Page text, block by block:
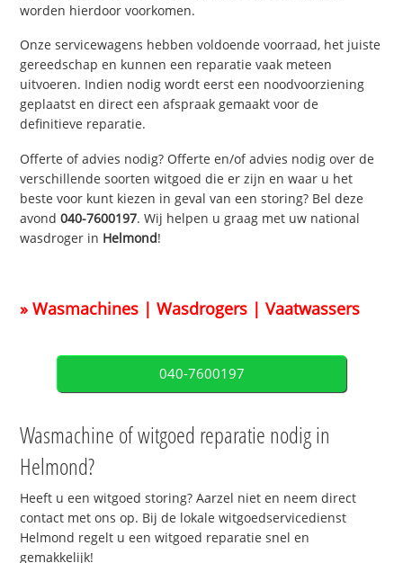
worden hierdoor voorkomen.
Onze servicewagens hebben voldoende voorraad, het juiste
gereedschap en kunnen een reparatie vaak meteen
uitvoeren. Indien nodig wordt eerst een noodvoorziening
geplaatst en direct een afspraak gemaakt voor de
definitieve reparatie.
Offerte of advies nodig? Offerte en/of advies nodig over de
verschillende soorten witgoed die er zijn en waar u het
beste voor kunt kiezen in geval van een storing? Bel deze
avond040-7600197. Wij helpen u graag met uw national
wasdroger in Helmond!
» Wasmachines | Wasdrogers | Vaatwassers
040-7600197
Wasmachine of witgoed reparatie nodig in
Helmond?
Heeft u een witgoed storing? Aarzel niet en neem direct
contact met ons op. Bij de lokale witgoedservicedienst
Helmond regelt u een witgoed reparatie snel en
gemakkelijk!